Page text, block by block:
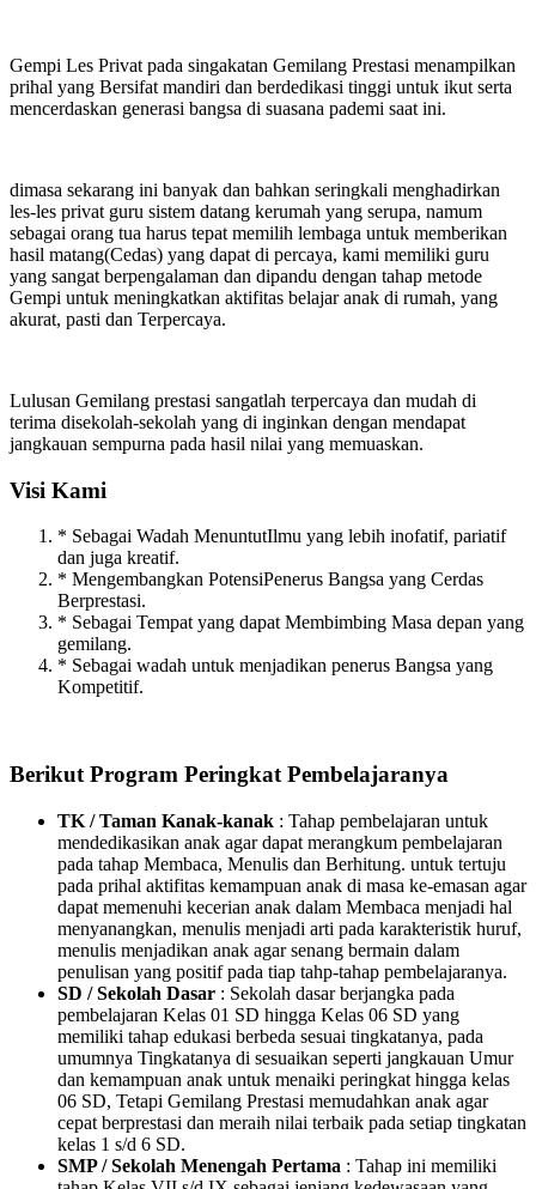
Gempi Les Privat pada singakatan Gemilang Prestasi menampilkan
prihal yang Bersifat mandiri dan berdedikasi tinggi untuk ikut serta
mencerdaskan generasi bangsa di suasana pademi saat ini.
dimasa sekarang ini banyak dan bahkan seringkali menghadirkan
les-les privat guru sistem datang kerumah yang serupa, namum
sebagai orang tua harus tepat memilih lembaga untuk memberikan
hasil matang(Cedas) yang dapat di percaya, kami memiliki guru
yang sangat berpengalaman dan dipandu dengan tahap metode
Gempi untuk meningkatkan aktifitas belajar anak di rumah, yang
akurat, pasti dan Terpercaya.
Lulusan Gemilang prestasi sangatlah terpercaya dan mudah di
terima disekolah-sekolah yang di inginkan dengan mendapat
jangkauan sempurna pada hasil nilai yang memuaskan.
Visi Kami
* Sebagai Wadah MenuntutIlmu yang lebih inofatif, pariatif
dan juga kreatif.
* Mengembangkan PotensiPenerus Bangsa yang Cerdas
Berprestasi.
* Sebagai Tempat yang dapat Membimbing Masa depan yang
gemilang.
* Sebagai wadah untuk menjadikan penerus Bangsa yang
Kompetitif.
Berikut Program Peringkat Pembelajaranya
TK / Taman Kanak-kanak : Tahap pembelajaran untuk
mendedikasikan anak agar dapat merangkum pembelajaran
pada tahap Membaca, Menulis dan Berhitung. untuk tertuju
pada prihal aktifitas kemampuan anak di masa ke-emasan agar
dapat memenuhi kecerian anak dalam Membaca menjadi hal
menyanangkan, menulis menjadi arti pada karakteristik huruf,
menulis menjadikan anak agar senang bermain dalam
penulisan yang positif pada tiap tahp-tahap pembelajaranya.
SD / Sekolah Dasar : Sekolah dasar berjangka pada
pembelajaran Kelas 01 SD hingga Kelas 06 SD yang
memiliki tahap edukasi berbeda sesuai tingkatanya, pada
umumnya Tingkatanya di sesuaikan seperti jangkauan Umur
dan kemampuan anak untuk menaiki peringkat hingga kelas
06 SD, Tetapi Gemilang Prestasi memudahkan anak agar
cepat berprestasi dan meraih nilai terbaik pada setiap tingkatan
kelas 1 s/d 6 SD.
SMP / Sekolah Menengah Pertama : Tahap ini memiliki